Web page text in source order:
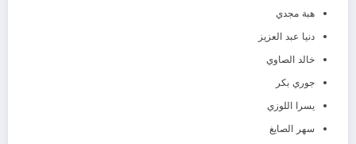
هبة مجدي
دنيا عبد العزيز
خالد الصاوي
جوري بكر
يسرا اللوزي
سهر الصايغ